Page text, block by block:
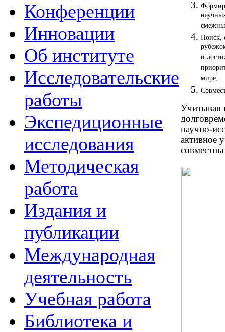
Конференции
Инновации
Об институте
Исследовательские
работы
Экспедиционные
исследования
Методическая
работа
Издания и
публикации
Международная
деятельность
Учебная работа
Библиотека и
Поиск,
и
мире;
Учитывая
научно-
активное